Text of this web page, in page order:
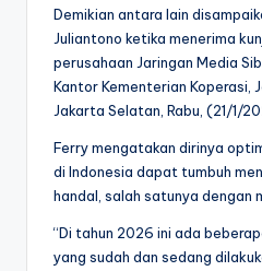
Demikian antara lain
Juliantono ketika menerima
perusahaan Jaringan Media
Kantor Kementerian Koperasi,
Jakarta Selatan, Rabu, (21/1/
Ferry mengatakan dirinya
di Indonesia dapat tumbuh
handal, salah satunya dengan
‎“Di tahun 2026 ini ada
yang sudah dan sedang